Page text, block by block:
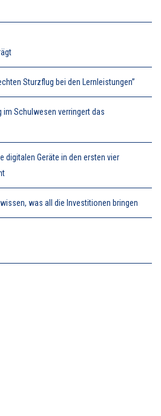
Sturzflug bei den Lernleistungen”
im Schulwesen verringert das
digitalen Geräte in den ersten vier
was all die Investitionen bringen